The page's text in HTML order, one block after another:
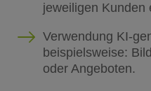
jeweiligen Kunden
Verwendung KI-
beispielsweise:
oder Angeboten.